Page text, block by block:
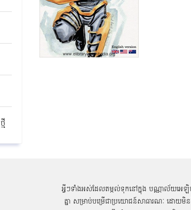
អ្វីៗទាំងអស់ដែលតម្កល់ទុកនៅក្នុង បណ្ណាល័យអេឡិច
គ្នា សម្រាប់បម្រើជាប្រយោជន៍សាធារណៈ ដោយ